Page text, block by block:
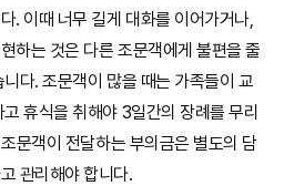
. 이때 너무 길게 대화를 이어가거나,
하는 것은 다른 조문객에게 불편을 줄
다. 조문객이 많을 때는 가족들이 교
휴식을 취해야 3일간의 장례를 무리
문객이 전달하는 부의금은 별도의 담
관리해야 합니다.